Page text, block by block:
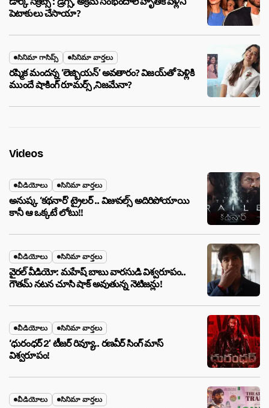
పెటాకులు చేసాయా?
సినిమా గాసిప్స్ సినిమా వార్తలు
రష్మిక మందన్న ‘లెజ్బియన్’ అవతారం? విజయ్‌తో పెళ్లికి
ముందే షాకింగ్ రూమర్స్ ,నిజమేనా?
Videos
వీడియోలు సినిమా వార్తలు
అనుష్క ‘కథనార్’ ట్రైలర్ .. విజువల్స్ అదిరిపోయాయి
కానీ ఆ ఒక్కటే లోటు!!
వీడియోలు సినిమా వార్తలు
వైరల్ వీడియో: మహేష్ బాబు వారసుడి విశ్వరూపం..
గౌతమ్ నటన చూసి షాక్ అవుతున్న నెటిజన్లు!
వీడియోలు సినిమా వార్తలు
‘ధురంధర్ 2’ టీజర్ రివ్యూ.. రణవీర్ సింగ్ మాస్
విశ్వరూపం!
వీడియోలు సినిమా వార్తలు